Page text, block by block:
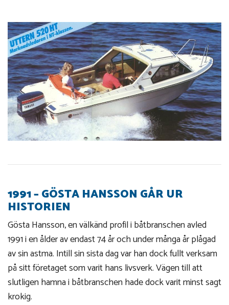
1991 – GÖSTA HANSSON GÅR UR
HISTORIEN
Gösta Hansson, en välkänd profil i båtbranschen avled
1991 i en ålder av endast 74 år och under många år plågad
av sin astma. Intill sin sista dag var han dock fullt verksam
på sitt företaget som varit hans livsverk. Vägen till att
slutligen hamna i båtbranschen hade dock varit minst sagt
krokig.